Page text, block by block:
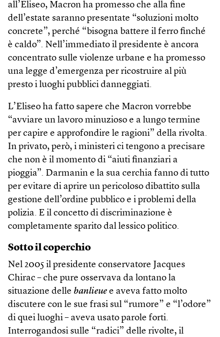
all’Eliseo, Macron ha promesso che alla fine
dell’estate saranno presentate “soluzioni molto
concrete”, perché “bisogna battere il ferro finché
è caldo”. Nell’immediato il presidente è ancora
concentrato sulle violenze urbane e ha promesso
una legge d’emergenza per ricostruire al più
presto i luoghi pubblici danneggiati.
L’Eliseo ha fatto sapere che Macron vorrebbe
“avviare un lavoro minuzioso e a lungo termine
per capire e approfondire le ragioni” della rivolta.
In privato, però, i ministeri ci tengono a precisare
che non è il momento di “aiuti finanziari a
pioggia”. Darmanin e la sua cerchia fanno di tutto
per evitare di aprire un pericoloso dibattito sulla
gestione dell’ordine pubblico e i problemi della
polizia. E il concetto di discriminazione è
completamente sparito dal lessico politico.
Sotto il coperchio
Nel 2005 il presidente conservatore Jacques
Chirac – che pure osservava da lontano la
situazione delle banlieue e aveva fatto molto
discutere con le sue frasi sul “rumore” e “l’odore”
di quei luoghi – aveva usato parole forti.
Interrogandosi sulle “radici” delle rivolte, il